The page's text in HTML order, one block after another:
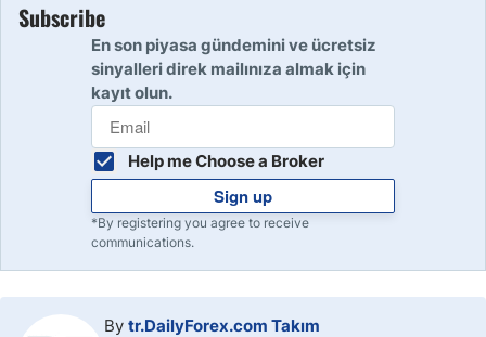
Subscribe
En son piyasa gündemini ve ücretsiz
sinyalleri direk mailınıza almak için
kayıt olun.
Help me Choose a Broker
Sign up
*By registering you agree to receive
communications.
By tr.DailyForex.com Takım